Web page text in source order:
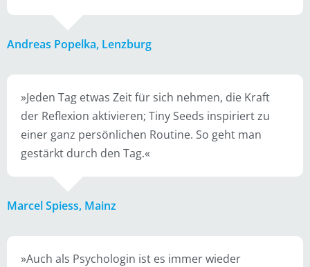
Andreas Popelka, Lenzburg
»Jeden Tag etwas Zeit für sich nehmen, die Kraft
der Reflexion aktivieren; Tiny Seeds inspiriert zu
einer ganz persönlichen Routine. So geht man
gestärkt durch den Tag.«
Marcel Spiess, Mainz
»Auch als Psychologin ist es immer wieder